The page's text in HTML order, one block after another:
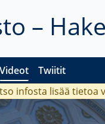
–
Videot Twiitit
infosta lisää tietoa